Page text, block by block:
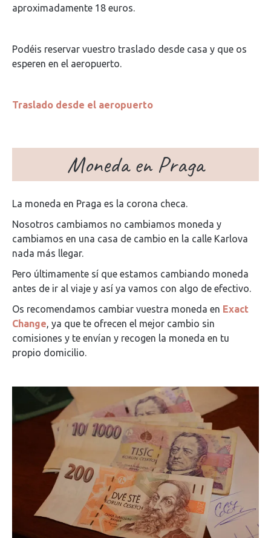
aproximadamente 18 euros.
Podéis reservar vuestro traslado desde casa y que os
esperen en el aeropuerto.
Traslado desde el aeropuerto
Moneda en Praga
La moneda en Praga es la corona checa.
Nosotros cambiamos no cambiamos moneda y
cambiamos en una casa de cambio en la calle Karlova
nada más llegar.
Pero últimamente sí que estamos cambiando moneda
antes de ir al viaje y así ya vamos con algo de efectivo.
Os recomendamos cambiar vuestra moneda en Exact
Change, ya que te ofrecen el mejor cambio sin
comisiones y te envían y recogen la moneda en tu
propio domicilio.